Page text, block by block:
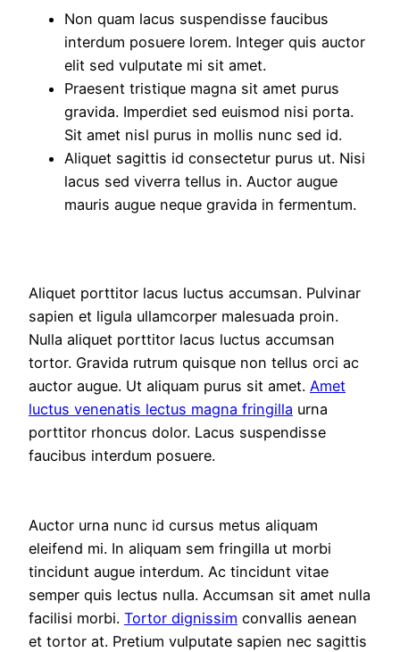
Non quam lacus suspendisse faucibus
interdum posuere lorem. Integer quis auctor
elit sed vulputate mi sit amet.
Praesent tristique magna sit amet purus
gravida. Imperdiet sed euismod nisi porta.
Sit amet nisl purus in mollis nunc sed id.
Aliquet sagittis id consectetur purus ut. Nisi
lacus sed viverra tellus in. Auctor augue
mauris augue neque gravida in fermentum.
Aliquet porttitor lacus luctus accumsan. Pulvinar
sapien et ligula ullamcorper malesuada proin.
Nulla aliquet porttitor lacus luctus accumsan
tortor. Gravida rutrum quisque non tellus orci ac
auctor augue. Ut aliquam purus sit amet. Amet
luctus venenatis lectus magna fringilla urna
porttitor rhoncus dolor. Lacus suspendisse
faucibus interdum posuere.
Auctor urna nunc id cursus metus aliquam
eleifend mi. In aliquam sem fringilla ut morbi
tincidunt augue interdum. Ac tincidunt vitae
semper quis lectus nulla. Accumsan sit amet nulla
facilisi morbi. Tortor dignissim convallis aenean
et tortor at. Pretium vulputate sapien nec sagittis